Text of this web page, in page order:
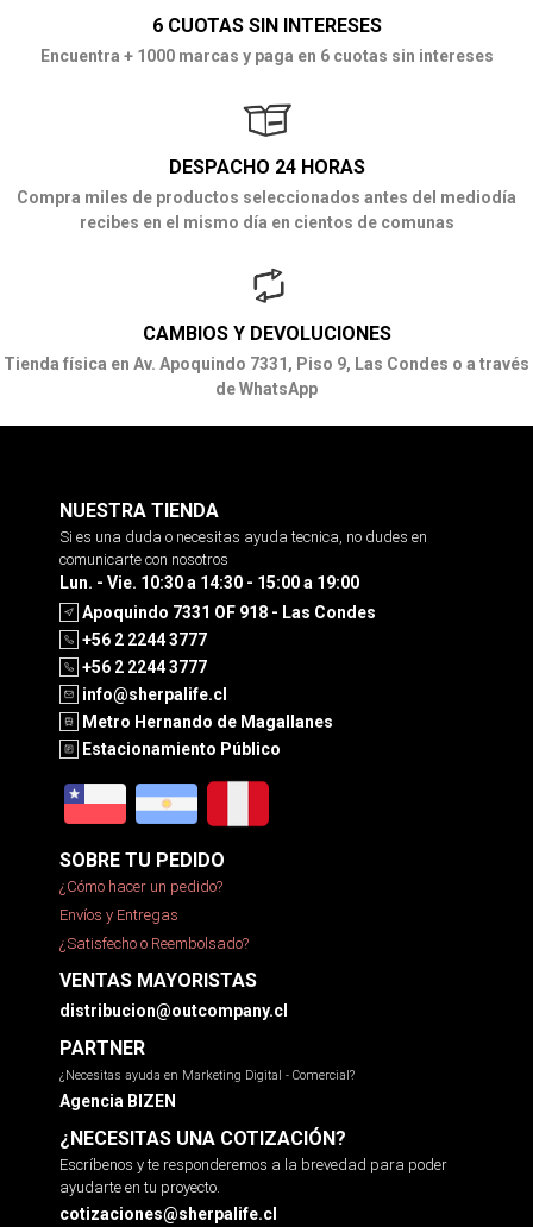
6 CUOTAS SIN INTERESES
Encuentra + 1000 marcas y paga en 6 cuotas sin intereses
DESPACHO 24 HORAS
Compra miles de productos seleccionados antes del mediodía
recibes en el mismo día en cientos de comunas
CAMBIOS Y DEVOLUCIONES
Tienda física en Av. Apoquindo 7331, Piso 9, Las Condes o a través
de WhatsApp
NUESTRA TIENDA
Si es una duda o necesitas ayuda tecnica, no dudes en
comunicarte con nosotros
Lun. - Vie. 10:30 a 14:30 - 15:00 a 19:00
Apoquindo 7331 OF 918 - Las Condes
+56 2 2244 3777
+56 2 2244 3777
info@sherpalife.cl
Metro Hernando de Magallanes
Estacionamiento Público
SOBRE TU PEDIDO
¿Cómo hacer un pedido?
Envíos y Entregas
¿Satisfecho o Reembolsado?
VENTAS MAYORISTAS
distribucion@outcompany.cl
PARTNER
¿Necesitas ayuda en Marketing Digital - Comercial?
Agencia BIZEN
¿NECESITAS UNA COTIZACIÓN?
Escríbenos y te responderemos a la brevedad para poder
ayudarte en tu proyecto.
cotizaciones@sherpalife.cl